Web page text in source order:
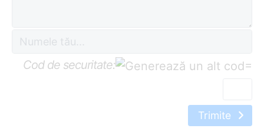
Cod de securitate: =
Trimite